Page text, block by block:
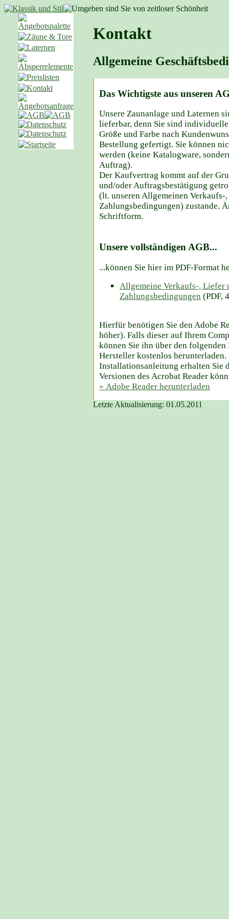
Kontakt
Allgemeine
Das Wichtigste aus unseren
Unsere Zaunanlage und Laternen
lieferbar, denn Sie sind
Größe und Farbe nach
Bestellung gefertigt. Sie können
werden (keine Katalogware,
Auftrag).
Der Kaufvertrag kommt auf der
und/oder Auftragsbestätigung
(lt. unseren Allgemeinen Verkaufs-
Zahlungsbedingungen) zustande.
Schriftform.
Unsere vollständigen AGB...
...können Sie hier im PDF-Format
Allgemeine Verkaufs-, Liefer
Zahlungsbedingungen (PDF,
Hierfür benötigen Sie den Adobe
höher). Falls dieser auf Ihrem
können Sie ihn über den
Hersteller kostenlos herunterladen.
Installationsanleitung erhalten Sie
Versionen des Acrobat Reader
» Adobe Reader herunterladen
Letzte Aktualisierung: 01.05.2011